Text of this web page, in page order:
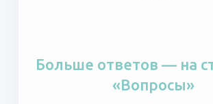
Больше ответов — на
«Вопросы»